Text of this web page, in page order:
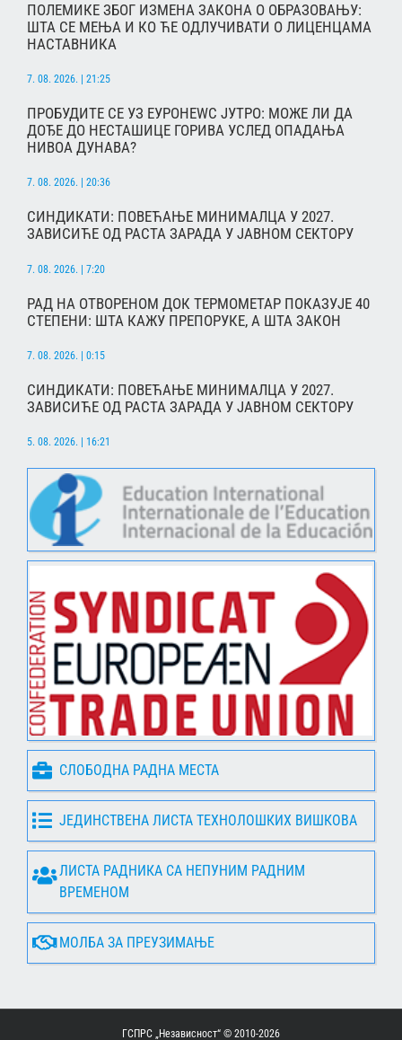
ПОЛЕМИКЕ ЗБОГ ИЗМЕНА ЗАКОНА О ОБРАЗОВАЊУ:
ШТА СЕ МЕЊА И КО ЋЕ ОДЛУЧИВАТИ О ЛИЦЕНЦАМА
НАСТАВНИКА
7. 08. 2026. | 21:25
ПРОБУДИТЕ СЕ УЗ ЕУРОНЕWС ЈУТРО: МОЖЕ ЛИ ДА
ДОЂЕ ДО НЕСТАШИЦЕ ГОРИВА УСЛЕД ОПАДАЊА
НИВОА ДУНАВА?
7. 08. 2026. | 20:36
СИНДИКАТИ: ПОВЕЋАЊЕ МИНИМАЛЦА У 2027.
ЗАВИСИЋЕ ОД РАСТА ЗАРАДА У ЈАВНОМ СЕКТОРУ
7. 08. 2026. | 7:20
РАД НА ОТВОРЕНОМ ДОК ТЕРМОМЕТАР ПОКАЗУЈЕ 40
СТЕПЕНИ: ШТА КАЖУ ПРЕПОРУКЕ, А ШТА ЗАКОН
7. 08. 2026. | 0:15
СИНДИКАТИ: ПОВЕЋАЊЕ МИНИМАЛЦА У 2027.
ЗАВИСИЋЕ ОД РАСТА ЗАРАДА У ЈАВНОМ СЕКТОРУ
5. 08. 2026. | 16:21
СЛОБОДНА РАДНА МЕСТА
ЈЕДИНСТВЕНА ЛИСТА ТЕХНОЛОШКИХ ВИШКОВА
ЛИСТА РАДНИКА СА НЕПУНИМ РАДНИМ
ВРЕМЕНОМ
МОЛБА ЗА ПРЕУЗИМАЊЕ
ГСПРС „Независност“ © 2010-2026